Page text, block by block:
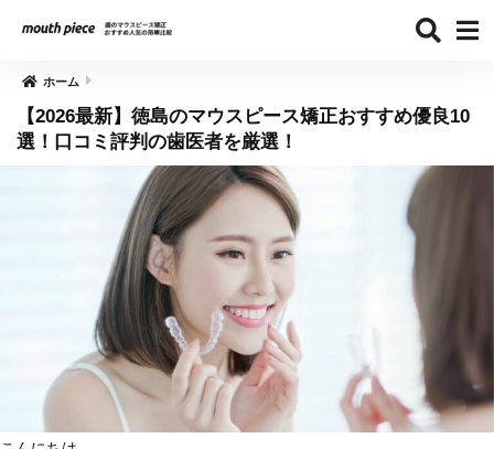
ホーム
【2026最新】徳島のマウスピース矯正おすすめ優良10
選！口コミ評判の歯医者を厳選！